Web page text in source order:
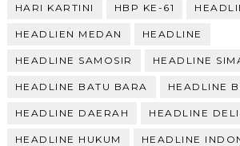
HARI KARTINI HBP KE-61
HEADLIEN MEDAN HEADLINE
HEADLINE SAMOSIR HEADLINE
HEADLINE BATU BARA HEADLINE
HEADLINE DAERAH HEADLINE
HEADLINE HUKUM HEADLINE